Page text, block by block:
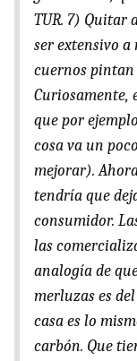
TUR. 7) Quitar
ser extensivo a
cuernos
Curiosamente,
que por
cosa va un
mejorar).
tendría que
consumidor.
las
analogía de
merluzas es
casa es lo
carbón. Que